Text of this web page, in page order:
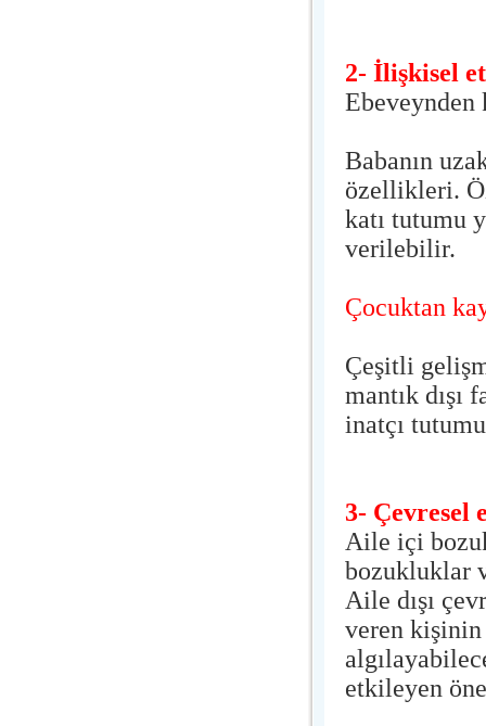
2- İlişkisel
Ebeveynden
Babanın
özellikleri.
katı tutumu
verilebilir.
Çocuktan
Çeşitli
mantık
inatçı
3- Çevresel
Aile içi
bozukluklar
Aile dışı
veren kişinin
etkileyen